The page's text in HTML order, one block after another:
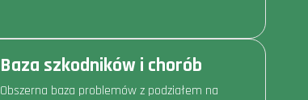
Baza szkodników i chorób
Obszerna baza problemów z podziałem na